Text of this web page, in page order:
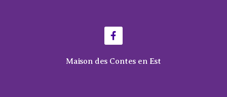
Maison des Contes en Est